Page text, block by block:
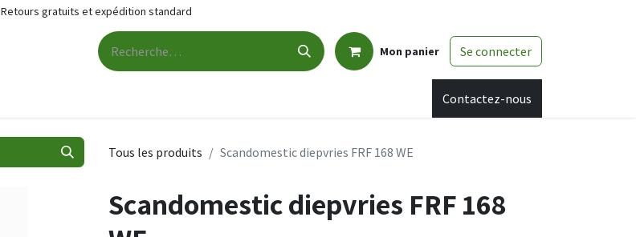
Retours gratuits et expédition standard
Mon panier Se connecter
Rendez-vousContactez-nous
Tous les produits Scandomestic diepvries FRF 168 WE
Scandomestic diepvries FRF 168